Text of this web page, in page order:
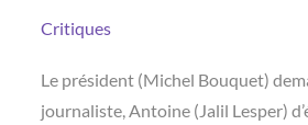
Critiques
Le président (Michel Bouquet)
journaliste, Antoine (Jalil Lesper)